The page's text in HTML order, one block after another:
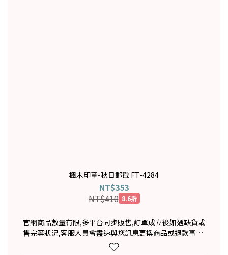
楓木印章-秋日郵戳 FT-4284
NT$353
NT$410 8.6折
官網商品數量有限,多平台同步販售,訂單成立後如遇缺貨或
售完等狀況,客服人員會盡速與您訊息更換商品或退款事宜,
造成不便敬請見諒